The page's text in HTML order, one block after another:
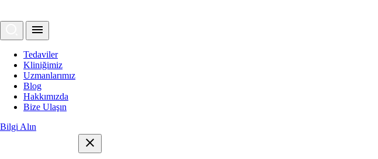
Tedaviler
Kliniğimiz
Uzmanlarımız
Blog
Hakkımızda
Bize Ulaşın
Bilgi Alın